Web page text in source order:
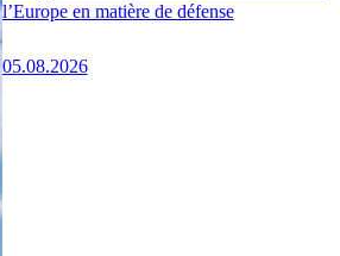
l’Europe en matière de défense
05.08.2026